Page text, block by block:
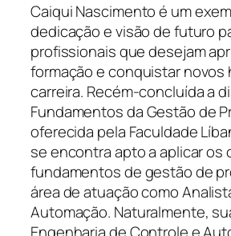
Caiqui Nascimento é um
dedicação e visão de futuro
profissionais que desejam
formação e conquistar novos
carreira. Recém-concluída a
Fundamentos da Gestão de
oferecida pela Faculdade
se encontra apto a aplicar os
fundamentos de gestão de
área de atuação como
Automação. Naturalmente,